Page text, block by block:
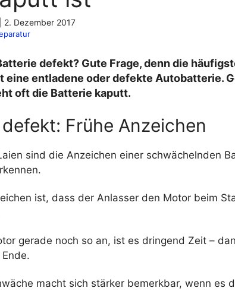
2. Dezember 2017
defekt? Gute Frage, denn die
eine entladene oder defekte Autobatterie.
oft die Batterie kaputt.
Frühe Anzeichen
sind die Anzeichen einer schwächelnden
ist, dass der Anlasser den Motor beim
gerade noch so an, ist es dringend Zeit –
macht sich stärker bemerkbar, wenn es